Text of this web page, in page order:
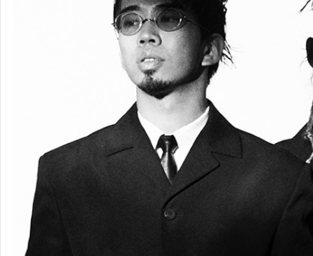
King Gnu